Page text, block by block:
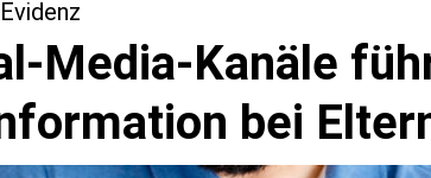
Media-Kanäle
bei